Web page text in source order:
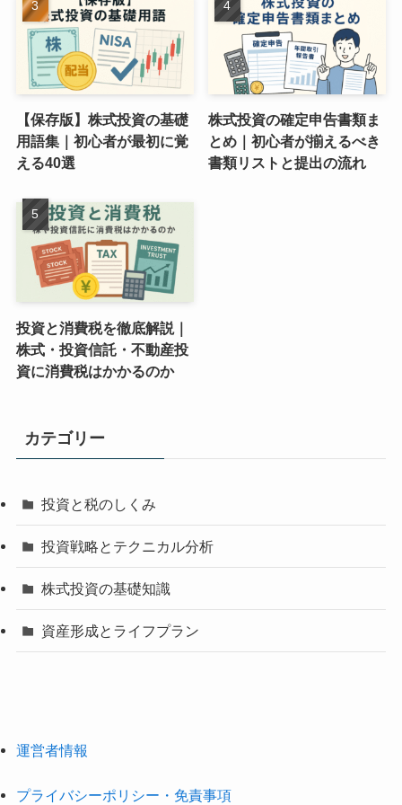
【保存版】株式投資の基礎
用語集｜初心者が最初に覚
える40選
株式投資の確定申告書類ま
とめ｜初心者が揃えるべき
書類リストと提出の流れ
投資と消費税を徹底解説｜
株式・投資信託・不動産投
資に消費税はかかるのか
カテゴリー
投資と税のしくみ
投資戦略とテクニカル分析
株式投資の基礎知識
資産形成とライフプラン
運営者情報
プライバシーポリシー・免責事項